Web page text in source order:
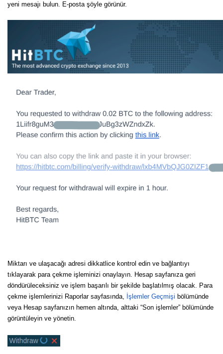
yeni mesajı bulun. E-posta şöyle görünür.
Miktarı ve ulaşacağı adresi dikkatlice kontrol edin ve bağlantıyı
tıklayarak para çekme işleminizi onaylayın. Hesap sayfanıza geri
döndürüleceksiniz ve işlem başarılı bir şekilde başlatılmış olacak. Para
çekme işlemlerinizi Raporlar sayfasında, İşlemler Geçmişi bölümünde
veya Hesap sayfanızın hemen altında, alttaki “Son işlemler” bölümünde
görüntüleyin ve yönetin.